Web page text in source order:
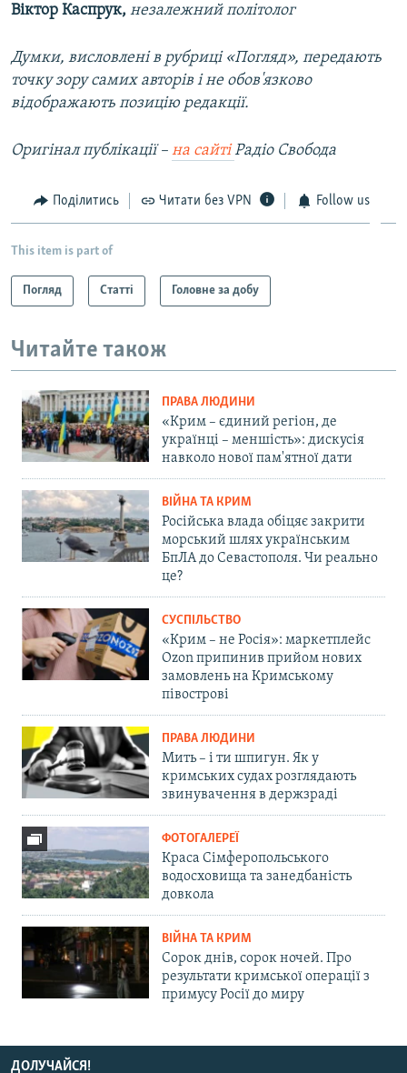
Віктор Каспрук, незалежний політолог
Думки, висловлені в рубриці «Погляд», передають
точку зору самих авторів і не обов'язково
відображають позицію редакції.
Оригінал публікації – на сайтіРадіо Свобода
Поділитись Читати без VPN Follow us
This item is part of
Погляд Статті Головне за добу
Читайте також
ПРАВА ЛЮДИНИ
«Крим – єдиний регіон, де
українці – меншість»: дискусія
навколо нової пам'ятної дати
ВІЙНА ТА КРИМ
Російська влада обіцяє закрити
морський шлях українським
БпЛА до Севастополя. Чи реально
це?
СУСПІЛЬСТВО
«Крим – не Росія»: маркетплейс
Ozon припинив прийом нових
замовлень на Кримському
півострові
ПРАВА ЛЮДИНИ
Мить – і ти шпигун. Як у
кримських судах розглядають
звинувачення в держзраді
ФОТОГАЛЕРЕЇ
Краса Сімферопольського
водосховища та занедбаність
довкола
ВІЙНА ТА КРИМ
Сорок днів, сорок ночей. Про
результати кримської операції з
примусу Росії до миру
ДОЛУЧАЙСЯ!